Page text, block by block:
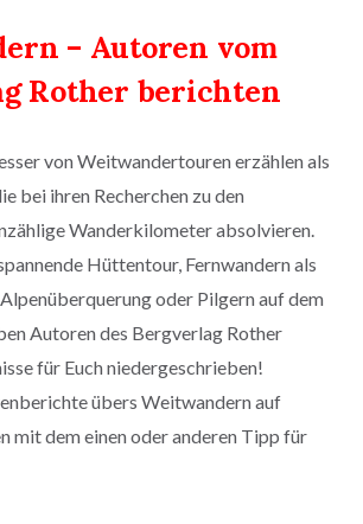
– Autoren vom
Rother berichten
von Weitwandertouren erzählen als
bei ihren Recherchen zu den
Wanderkilometer absolvieren.
Hüttentour, Fernwandern als
oder Pilgern auf dem
Autoren des Bergverlag Rother
für Euch niedergeschrieben!
übers Weitwandern auf
mit dem einen oder anderen Tipp für